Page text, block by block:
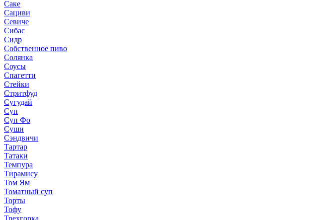
Саке
Сациви
Севиче
Сибас
Сидр
Собственное пиво
Солянка
Соусы
Спагетти
Стейки
Стритфуд
Сугудай
Суп
Суп Фо
Суши
Сэндвичи
Тартар
Татаки
Темпура
Тирамису
Том Ям
Томатный суп
Торты
Тофу
Трехгорка